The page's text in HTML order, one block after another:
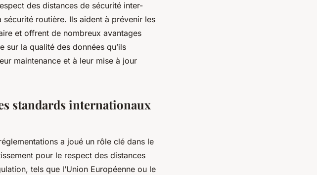
des distances de sécurité inter-
routière. Ils aident à prévenir les
et offrent de nombreux avantages
la qualité des données qu’ils
maintenance et à leur mise à jour
standards internationaux
a joué un rôle clé dans le
pour le respect des distances
tels que l’Union Européenne ou le